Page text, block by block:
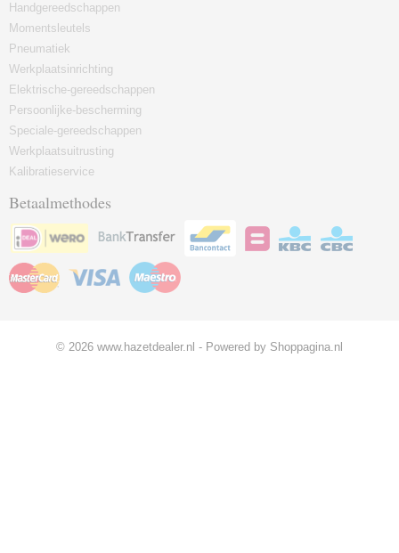
Handgereedschappen
Momentsleutels
Pneumatiek
Werkplaatsinrichting
Elektrische-gereedschappen
Persoonlijke-bescherming
Speciale-gereedschappen
Werkplaatsuitrusting
Kalibratieservice
Betaalmethodes
© 2026 www.hazetdealer.nl - Powered by Shoppagina.nl